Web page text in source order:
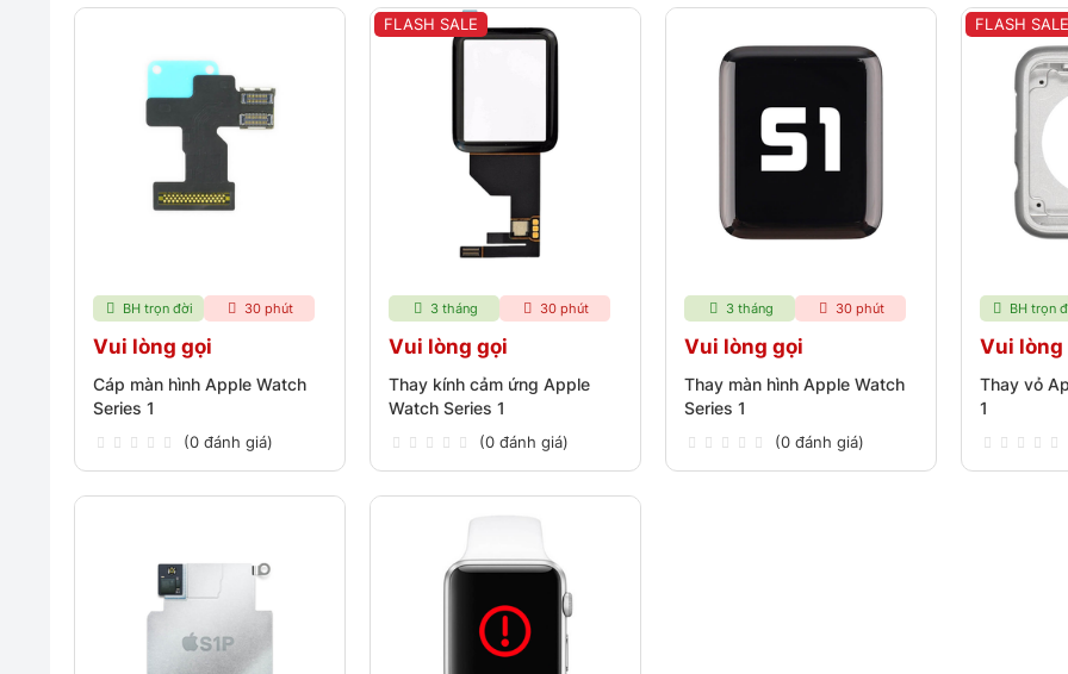
BH trọn đời 30 phút
Vui lòng gọi
Cáp màn hình Apple Watch
Series 1
(0 đánh giá)
FLASH SALE
3 tháng 30 phút
Vui lòng gọi
Thay kính cảm ứng Apple
Watch Series 1
(0 đánh giá)
3 tháng 30 phút
Vui lòng gọi
Thay màn hình Apple Watch
Series 1
(0 đánh giá)
FLASH SALE
BH trọn
Vui lòng
Thay vỏ
1